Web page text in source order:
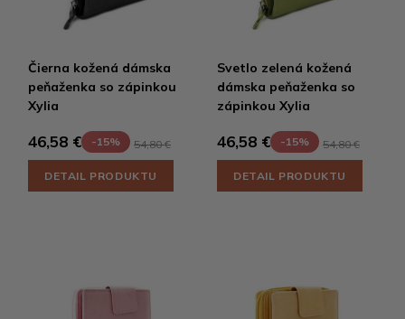
Čierna kožená dámska
peňaženka so zápinkou
Xylia
46,58 € -15% 54,80 €
DETAIL PRODUKTU
Svetlo zelená kožená
dámska peňaženka so
zápinkou Xylia
46,58 € -15% 54,80 €
DETAIL PRODUKTU